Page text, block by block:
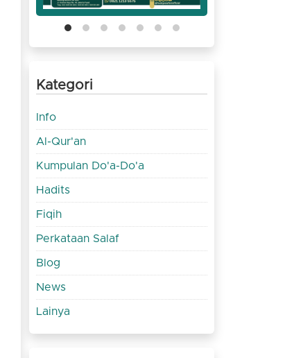
Kategori
Info
Al-Qur'an
Kumpulan Do'a-Do'a
Hadits
Fiqih
Perkataan Salaf
Blog
News
Lainya